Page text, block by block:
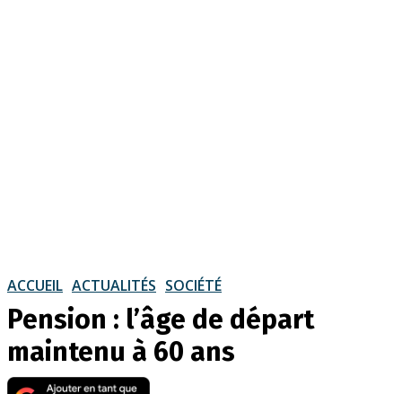
ACCUEIL ACTUALITÉS SOCIÉTÉ
Pension : l’âge de départ
maintenu à 60 ans